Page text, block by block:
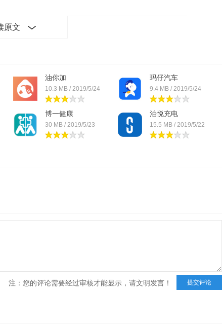
原文
油你加
10.3 MB / 2019/5/24
玛仔汽车
9.4 MB / 2019/5/24
博一健康
30 MB / 2019/5/23
泊悦充电
15.5 MB / 2019/5/22
注：您的评论需要经过审核才能显示，请文明发言！